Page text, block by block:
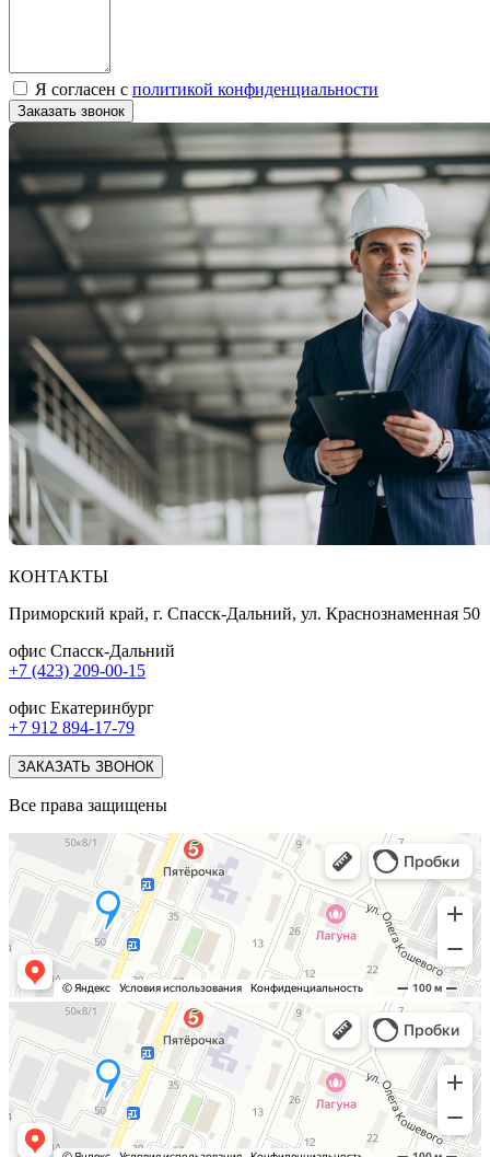
Я согласен с политикой конфиденциальности
Заказать звонок
КОНТАКТЫ
Приморский край, г. Спасск-Дальний, ул. Краснознаменная 50
офис Спасск-Дальний
+7 (423) 209-00-15
офис Екатеринбург
+7 912 894-17-79
ЗАКАЗАТЬ ЗВОНОК
Все права защищены